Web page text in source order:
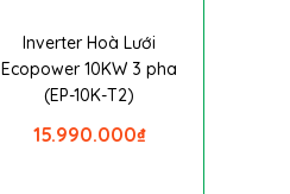
Inverter Hoà Lưới
Ecopower 10KW 3 pha
(EP-10K-T2)
₫
15.990.000